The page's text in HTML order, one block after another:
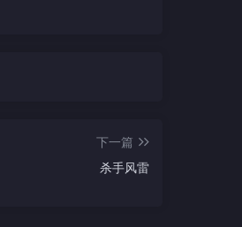
下一篇
杀手风雷